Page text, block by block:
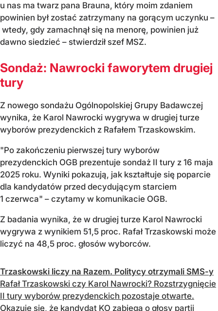
u nas ma twarz pana Brauna, który moim zdaniem
powinien był zostać zatrzymany na gorącym uczynku –
wtedy, gdy zamachnął się na menorę, powinien już
dawno siedzieć – stwierdził szef MSZ.
Sondaż: Nawrocki faworytem drugiej
tury
Z nowego sondażu Ogólnopolskiej Grupy Badawczej
wynika, że Karol Nawrocki wygrywa w drugiej turze
wyborów prezydenckich z Rafałem Trzaskowskim.
"Po zakończeniu pierwszej tury wyborów
prezydenckich OGB prezentuje sondaż II tury z 16 maja
2025 roku. Wyniki pokazują, jak kształtuje się poparcie
dla kandydatów przed decydującym starciem
1 czerwca" – czytamy w komunikacie OGB.
Z badania wynika, że w drugiej turze Karol Nawrocki
wygrywa z wynikiem 51,5 proc. Rafał Trzaskowski może
liczyć na 48,5 proc. głosów wyborców.
Trzaskowski liczy na Razem. Politycy otrzymali SMS-y
Rafał Trzaskowski czy Karol Nawrocki? Rozstrzygnięcie
II tury wyborów prezydenckich pozostaje otwarte.
Okazuje się, że kandydat KO zabiega o głosy partii